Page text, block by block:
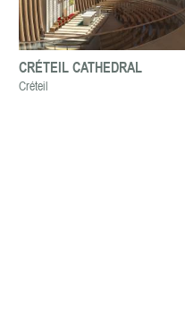
CRÉTEIL CATHEDRAL
Créteil